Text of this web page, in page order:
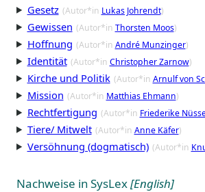
Gesetz (Autor*in Lukas Johrendt)
Gewissen (Autor*in Thorsten Moos)
Hoffnung (Autor*in André Munzinger)
Identität (Autor*in Christopher Zarnow)
Kirche und Politik (Autor*in Arnulf von
Mission (Autor*in Matthias Ehmann)
Rechtfertigung (Autor*in Friederike
Tiere/ Mitwelt (Autor*in Anne Käfer)
Versöhnung (dogmatisch) (Autor*in
Nachweise in SysLex[English]